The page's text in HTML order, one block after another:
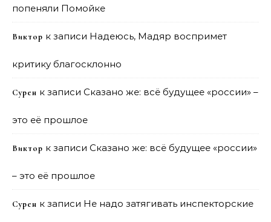
попеняли Помойке
Виктор к записи Надеюсь, Мадяр воспримет
критику благосклонно
Сурен к записи Сказано же: всё будущее «россии» –
это её прошлое
Виктор к записи Сказано же: всё будущее «россии»
– это её прошлое
Сурен к записи Не надо затягивать инспекторские